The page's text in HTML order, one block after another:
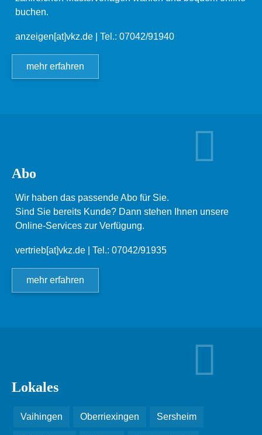
buchen.
anzeigen[at]vkz.de | Tel.: 07042/91940
mehr erfahren
Abo
Wir haben das passende Abo für Sie.
Sind Sie bereits Kunde? Dann stehen Ihnen unsere
Online-Services zur Verfügung.
vertrieb[at]vkz.de | Tel.: 07042/91935
mehr erfahren
Lokales
Vaihingen Oberriexingen Sersheim